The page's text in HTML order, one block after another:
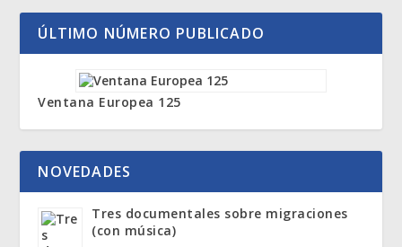
ÚLTIMO NÚMERO PUBLICADO
Ventana Europea 125
NOVEDADES
Tres documentales sobre migraciones
(con música)